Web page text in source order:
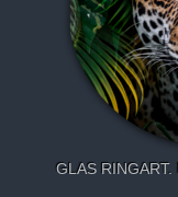
GLAS